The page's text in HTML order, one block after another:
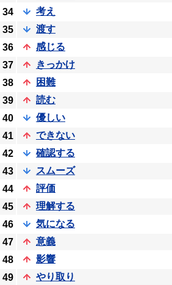
34
考え
35
渡す
36
感じる
37
きっかけ
38
困難
39
読む
40
優しい
41
できない
42
確認する
43
スムーズ
44
評価
45
理解する
46
気になる
47
意義
48
影響
49
やり取り